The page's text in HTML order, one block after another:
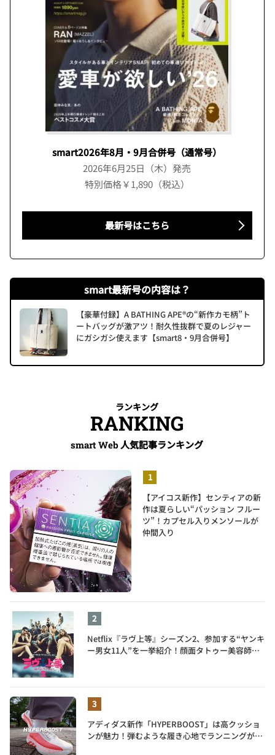
smart2026年8月・9月合併号（通常号）
2026年6月25日（木）発売
特別価格￥1,890（税込）
最新号はこちら
smart最新号の内容は？
【豪華付録】A BATHING APE®の“新作カモ柄”ト
ートバッグが激アツ！耐久性抜群で夏のレジャー
にガシガシ使えます【smart8・9月合併号】
ランキング
RANKING
smart Web人気記事ランキング
【アイコス新作】センティアの新
作は夏らしい“パッション フルー
ツ”！カプセル入りメンソールが
仲間入り
Netflix『ラヴ上等』シーズン2、参加する“ヤンキ
ー男女11人”を一挙紹介！顔面タトゥー美容師、
アディダス新作「HYPERBOOST」は高クッショ
ンが魅力！弾むような履き心地でランニングがも